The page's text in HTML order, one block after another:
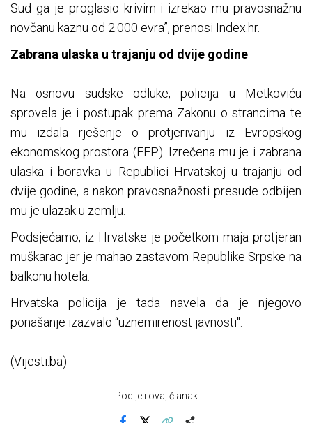
Sud ga je proglasio krivim i izrekao mu pravosnažnu
novčanu kaznu od 2.000 evra”, prenosi Index.hr.
Zabrana ulaska u trajanju od dvije godine
Na osnovu sudske odluke, policija u Metkoviću
sprovela je i postupak prema Zakonu o strancima te
mu izdala rješenje o protjerivanju iz Evropskog
ekonomskog prostora (EEP). Izrečena mu je i zabrana
ulaska i boravka u Republici Hrvatskoj u trajanju od
dvije godine, a nakon pravosnažnosti presude odbijen
mu je ulazak u zemlju.
Podsjećamo, iz Hrvatske je početkom maja protjeran
muškarac jer je mahao zastavom Republike Srpske na
balkonu hotela.
Hrvatska policija je tada navela da je njegovo
ponašanje izazvalo “uznemirenost javnosti".
(Vijesti.ba)
Podijeli ovaj članak